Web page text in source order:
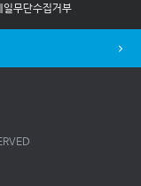
일무단수집거부